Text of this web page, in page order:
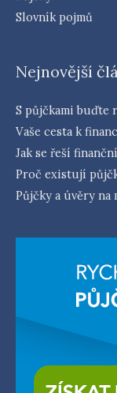
Slovník pojmů
Nejnovější
S půjčkami buďte
Vaše cesta k
Jak se řeší
Proč existují
Půjčky a úvěry na